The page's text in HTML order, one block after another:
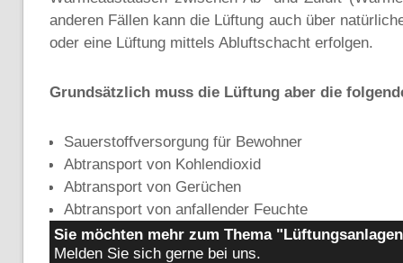
anderen Fällen kann die Lüftung auch über
oder eine Lüftung mittels Abluftschacht erfolgen.
Grundsätzlich muss die Lüftung aber die
Sauerstoffversorgung für Bewohner
Abtransport von Kohlendioxid
Abtransport von Gerüchen
Abtransport von anfallender Feuchte
Sie möchten mehr zum Thema
Melden Sie sich gerne bei uns.